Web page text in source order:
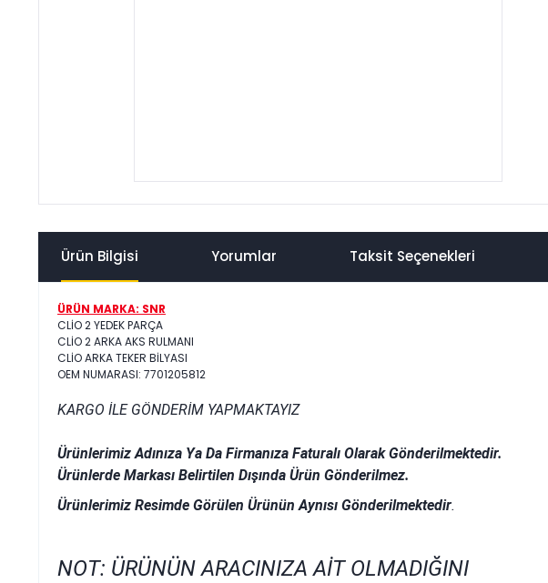
Ürün Bilgisi Yorumlar Taksit Seçenekleri
ÜRÜN MARKA: SNR
CLİO 2 YEDEK PARÇA
CLİO 2 ARKA AKS RULMANI
CLİO ARKA TEKER BİLYASI
OEM NUMARASI: 7701205812
KARGO İLE GÖNDERİM YAPMAKTAYIZ
Ürünlerimiz Adınıza Ya Da Firmanıza Faturalı Olarak Gönderilmektedir.
Ürünlerde Markası Belirtilen Dışında Ürün Gönderilmez.
Ürünlerimiz Resimde Görülen Ürünün Aynısı Gönderilmektedir.
NOT: ÜRÜNÜN ARACINIZA AİT OLMADIĞINI